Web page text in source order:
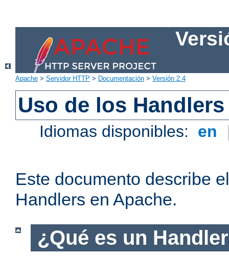
Apache > Servidor HTTP > Documentación > Versión 2.4
Uso de los
Idiomas disponibles: en
Este documento describe
Handlers en Apache.
¿Qué es un